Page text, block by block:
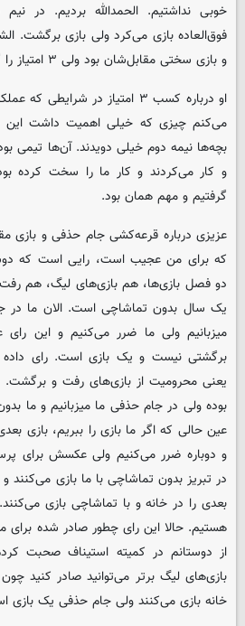
خوبی نداشتیم. الحمدالله بردیم. در
فوق‌العاده بازی می‌کرد ولی بازی برگشت.
و بازی سختی مقابل‌شان بود ولی ۳ امتیاز را گرفتیم.
او درباره کسب ۳ امتیاز در
بچه‌ها نیمه دوم خیلی دویدند. آن‌ها تیمی
گرفتیم و مهم همان بود.
عزیزی درباره قرعه‌کشی جام حذفی و بازی
که برای من عجیب است، رایی است که
دو فصل بازی‌ها، هم بازی‌های لیگ، هم
یک سال بدون تماشاچی است. الان ما در
میزبانیم ولی ما ضرر می‌کنیم و این
برگشتی نیست و یک بازی است. رای داده
یعنی محرومیت از بازی‌های رفت و
بوده ولی در جام حذفی ما میزبانیم و ما
عین حالی که اگر ما بازی را ببریم، بازی
و دوباره ضرر می‌کنیم ولی عکسش برای
در تبریز بدون تماشاچی با ما بازی می‌کنند و
بعدی را در خانه و با تماشاچی بازی
هستیم. حالا این رای چطور صادر شده
از دوستانم در کمیته استیناف صحبت
بازی‌های لیگ برتر می‌توانید صادر کنید
خانه بازی می‌کنند ولی جام حذفی یک بازی